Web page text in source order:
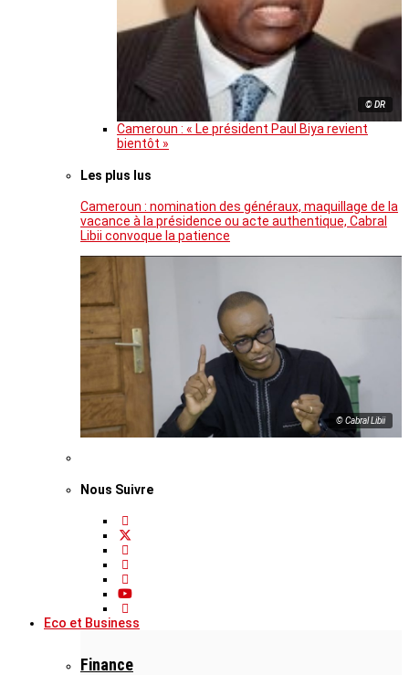
© DR
Cameroun : « Le président Paul Biya revient
bientôt »
Les plus lus
Cameroun : nomination des généraux, maquillage de la
vacance à la présidence ou acte authentique, Cabral
Libii convoque la patience
© Cabral Libii
Nous Suivre
Eco et Business
Finance